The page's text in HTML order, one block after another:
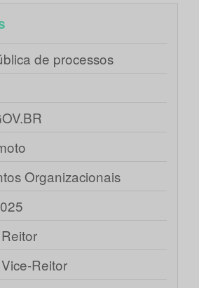
de processos
Organizacionais
Reitor